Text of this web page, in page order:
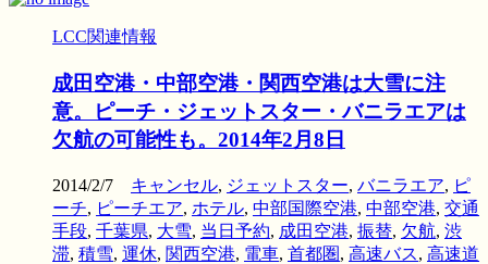
LCC関連情報
成田空港・中部空港・関西空港は大雪に注
意。ピーチ・ジェットスター・バニラエアは
欠航の可能性も。2014年2月8日
2014/2/7 キャンセル, ジェットスター, バニラエア, ピ
ーチ, ピーチエア, ホテル, 中部国際空港, 中部空港, 交通
手段, 千葉県, 大雪, 当日予約, 成田空港, 振替, 欠航, 渋
滞, 積雪, 運休, 関西空港, 電車, 首都圏 , 高速バス, 高速道